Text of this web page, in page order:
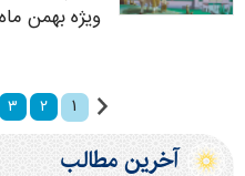
ویژه بهمن ماه 1396
۱ ۲ ۳
آخرین مطالب